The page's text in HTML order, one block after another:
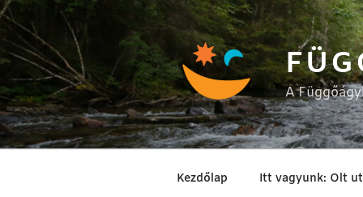
Tartalomhoz
A
Kezdőlap Itt vagyunk: Olt